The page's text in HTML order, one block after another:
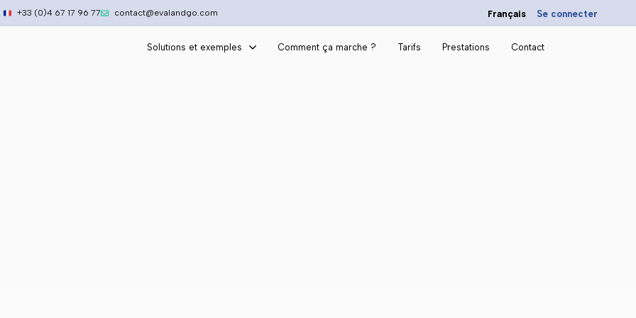
Aller
au
+33 (0)4 67 17 96 77 contact@evalandgo.com Français Se connecter
Solutions et exemples Comment ça marche ? Tarifs Prestations Contact